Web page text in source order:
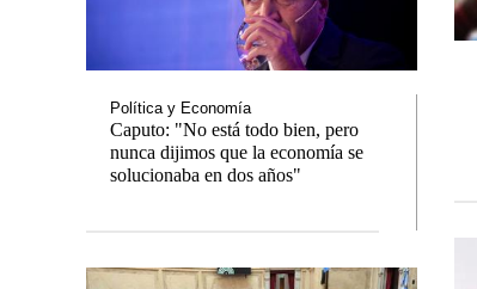
Política y Economía
Caputo: "No está todo bien, pero
nunca dijimos que la economía se
solucionaba en dos años"
Notas